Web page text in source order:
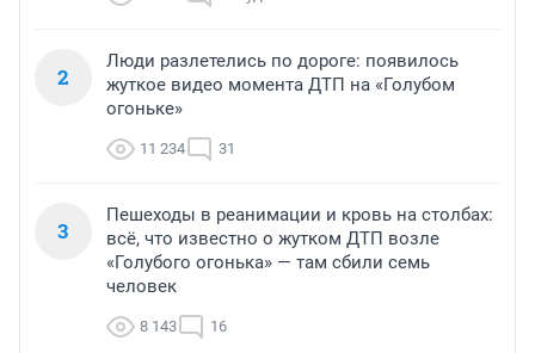
2
Люди разлетелись по дороге: появилось
жуткое видео момента ДТП на «Голубом
огоньке»
11 234 31
3
Пешеходы в реанимации и кровь на столбах:
всё, что известно о жутком ДТП возле
«Голубого огонька» — там сбили семь
человек
8 143 16